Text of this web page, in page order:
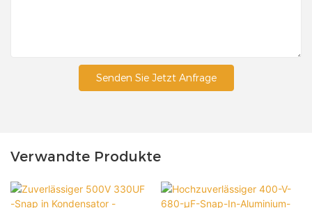
Senden Sie Jetzt Anfrage
Verwandte Produkte